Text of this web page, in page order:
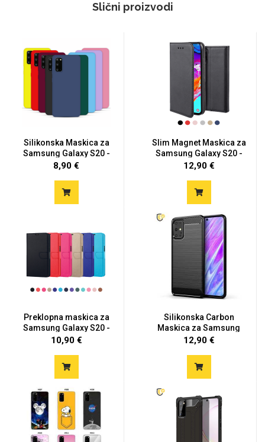
Slični proizvodi
Silikonska Maskica za
Samsung Galaxy S20 -
Viš...
8,90 €
Slim Magnet Maskica za
Samsung Galaxy S20 -
Vi...
12,90 €
Preklopna maskica za
Samsung Galaxy S20 -
Više...
10,90 €
Silikonska Carbon
Maskica za Samsung
Galaxy S2...
12,90 €